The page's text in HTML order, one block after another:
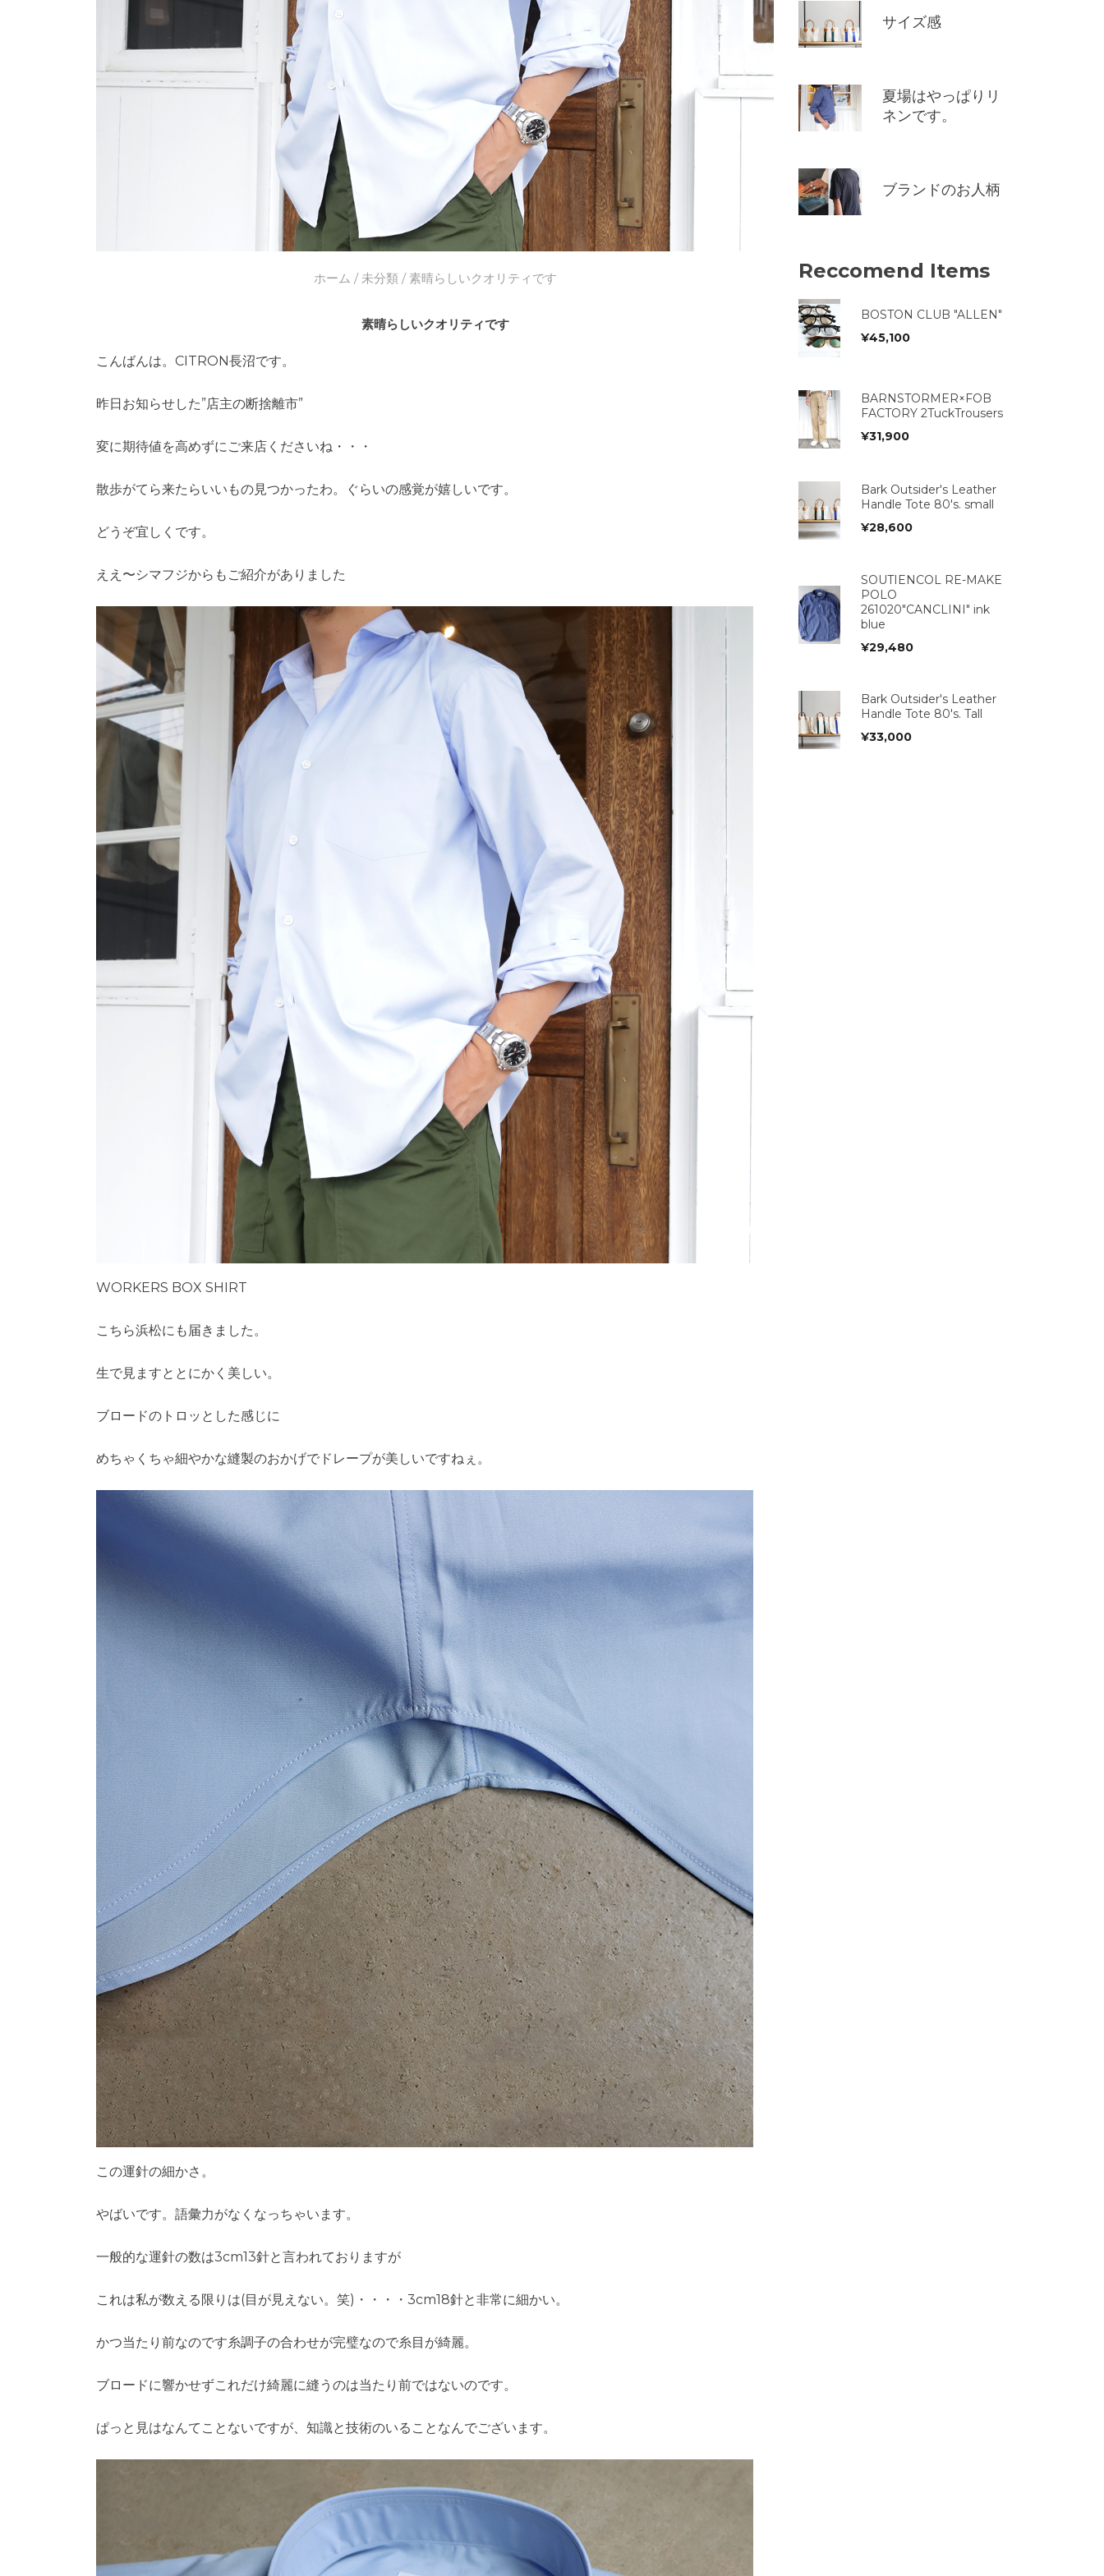
ホーム / 未分類/ 素晴らしいクオリティです
素晴らしいクオリティです
こんばんは。CITRON長沼です。
昨日お知らせした”店主の断捨離市”
変に期待値を高めずにご来店くださいね・・・
散歩がてら来たらいいもの見つかったわ。ぐらいの感覚が嬉しいです。
どうぞ宜しくです。
ええ〜シマフジからもご紹介がありました
WORKERS BOX SHIRT
こちら浜松にも届きました。
生で見ますととにかく美しい。
ブロードのトロッとした感じに
めちゃくちゃ細やかな縫製のおかげでドレープが美しいですねぇ。
この運針の細かさ。
やばいです。語彙力がなくなっちゃいます。
一般的な運針の数は3cm13針と言われておりますが
これは私が数える限りは(目が見えない。笑)・・・・3cm18針と非常に細かい。
かつ当たり前なのです糸調子の合わせが完璧なので糸目が綺麗。
ブロードに響かせずこれだけ綺麗に縫うのは当たり前ではないのです。
ぱっと見はなんてことないですが、知識と技術のいることなんでございます。
サイズ感
夏場はやっぱりリ
ネンです。
ブランドのお人柄
Reccomend Items
BOSTON CLUB "ALLEN"
¥45,100
BARNSTORMER×FOB
FACTORY 2TuckTrousers
¥31,900
Bark Outsider's Leather
Handle Tote 80's. small
¥28,600
SOUTIENCOL RE-MAKE
POLO
261020"CANCLINI" ink
blue
¥29,480
Bark Outsider's Leather
Handle Tote 80's. Tall
¥33,000